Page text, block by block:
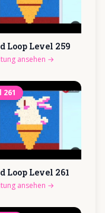
Loop Level 259
ansehen →
261
Loop Level 261
ansehen →